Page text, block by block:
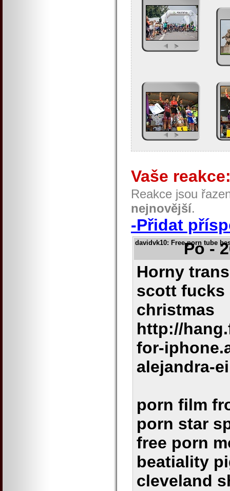
Vaše
Reakce jsou
nejnovější.
-Přidat
davidvk10: Free porn tube
Po -
Horny
scott fucks
christmas
http://
for-
alejandra-
porn film
porn star
free porn
beatiality
cleveland